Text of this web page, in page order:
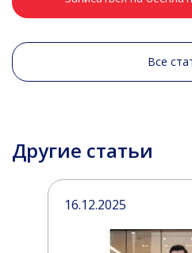
Все
Другие статьи
16.12.2025